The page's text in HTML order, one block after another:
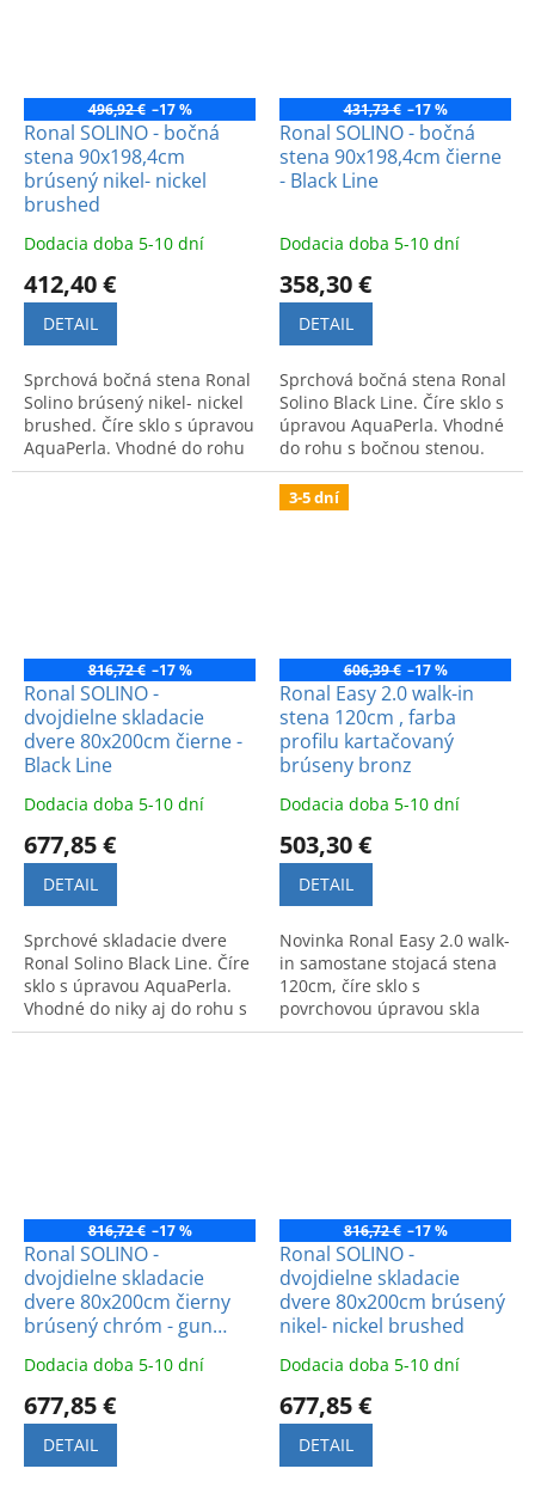
496,92 € –17 %
Ronal SOLINO - bočná
stena 90x198,4cm
brúsený nikel- nickel
brushed
Dodacia doba 5-10 dní
412,40 €
DETAIL
Sprchová bočná stena Ronal
Solino brúsený nikel- nickel
brushed. Číre sklo s úpravou
AquaPerla. Vhodné do rohu
s bočnou stenou.
431,73 € –17 %
Ronal SOLINO - bočná
stena 90x198,4cm čierne
- Black Line
Dodacia doba 5-10 dní
358,30 €
DETAIL
Sprchová bočná stena Ronal
Solino Black Line. Číre sklo s
úpravou AquaPerla. Vhodné
do rohu s bočnou stenou.
Jednoduchá údržba.
816,72 € –17 %
Ronal SOLINO -
dvojdielne skladacie
dvere 80x200cm čierne -
Black Line
Dodacia doba 5-10 dní
677,85 €
DETAIL
Sprchové skladacie dvere
Ronal Solino Black Line. Číre
sklo s úpravou AquaPerla.
Vhodné do niky aj do rohu s
bočnou stenou. Jednoduchá
3-5 dní
606,39 € –17 %
Ronal Easy 2.0 walk-in
stena 120cm , farba
profilu kartačovaný
brúseny bronz
Dodacia doba 5-10 dní
503,30 €
DETAIL
Novinka Ronal Easy 2.0 walk-
in samostane stojacá stena
120cm, číre sklo s
povrchovou úpravou skla
AquaPerla, profil
816,72 € –17 %
Ronal SOLINO -
dvojdielne skladacie
dvere 80x200cm čierny
brúsený chróm - gun
Dodacia doba 5-10 dní
677,85 €
DETAIL
816,72 € –17 %
Ronal SOLINO -
dvojdielne skladacie
dvere 80x200cm brúsený
nikel- nickel brushed
Dodacia doba 5-10 dní
677,85 €
DETAIL